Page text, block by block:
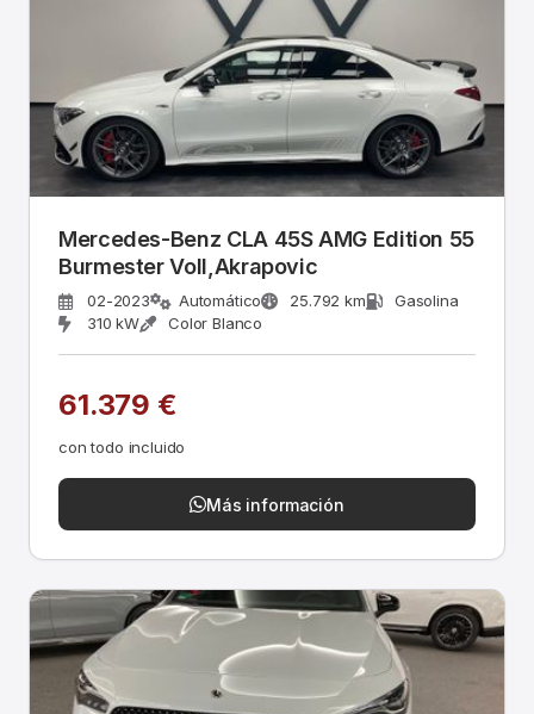
Mercedes-Benz CLA 45S AMG Edition 55
Burmester Voll,Akrapovic
02-2023 Automático 25.792 km
Gasolina
310 kW
Color Blanco
61.379 €
con todo incluido
Más información